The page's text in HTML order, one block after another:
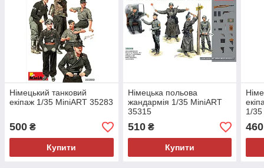
Німецький танковий
екіпаж 1/35 MiniART 35283
500 ₴
Купити
Німецька польова
жандармія 1/35 MiniART
35315
510₴
Купити
1/
460